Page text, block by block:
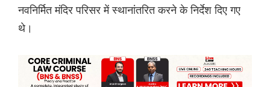
नवनिर्मित मंदिर परिसर में स्थानांतरित करने के निर्देश दिए गए
थे।